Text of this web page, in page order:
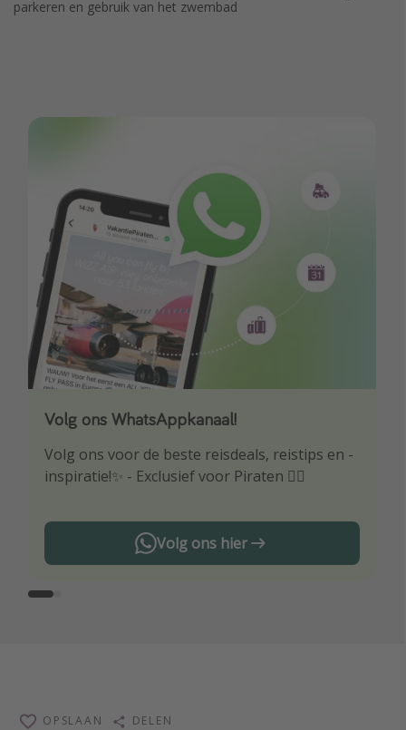
Strandvakantie in Italië
parkeren en gebruik van het zwembad
Volg ons WhatsAppkanaal!
Volg ons voor de beste reisdeals, reistips en -
inspiratie!✨ - Exclusief voor Piraten 🏴‍☠️
Volg ons hier
Download onze app
Wees als eerste op de hoogte van de beste
reisaanbiedingen
OPSLAAN DELEN